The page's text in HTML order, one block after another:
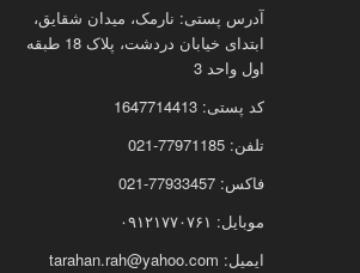
آدرس پستی: نارمک، میدان شقایق،
ابتدای خیابان دردشت، پلاک 18 طبقه
اول واحد 3
کد پستی: 1647714413
تلفن: 77971185-021
فاکس: 77933457-021
موبایل: ۰۹۱۲۱۷۷۰۷۶۱
ایمیل: tarahan.rah@yahoo.com